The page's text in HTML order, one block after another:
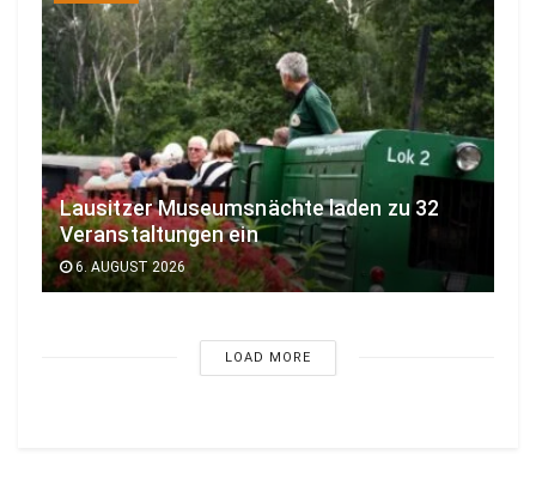
Lausitzer Museumsnächte laden zu 32
Veranstaltungen ein
6. AUGUST 2026
LOAD MORE